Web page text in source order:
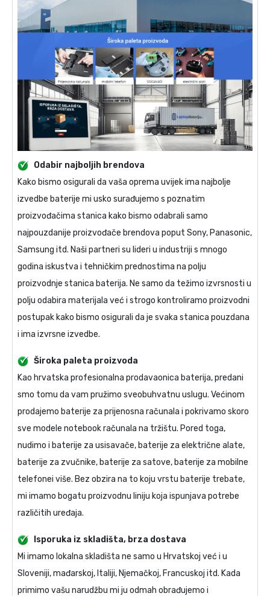
Odabir najboljih brendova
Kako bismo osigurali da vaša oprema uvijek ima najbolje
izvedbe baterije mi usko surađujemo s poznatim
proizvođačima stanica kako bismo odabrali samo
najpouzdanije proizvođače brendova poput Sony, Panasonic,
Samsung itd. Naši partneri su lideri u industriji s mnogo
godina iskustva i tehničkim prednostima na polju
proizvodnje stanica baterija. Ne samo da težimo izvrsnosti u
polju odabira materijala već i strogo kontroliramo proizvodni
postupak kako bismo osigurali da je svaka stanica pouzdana
i ima izvrsne izvedbe.
Široka paleta proizvoda
Kao hrvatska profesionalna prodavaonica baterija, predani
smo tomu da vam pružimo sveobuhvatnu uslugu. Većinom
prodajemo baterije za prijenosna računala i pokrivamo skoro
sve modele notebook računala na tržištu. Pored toga,
nudimo i baterije za usisavače, baterije za električne alate,
baterije za zvučnike, baterije za satove, baterije za mobilne
telefonei više. Bez obzira na to koju vrstu baterije trebate,
mi imamo bogatu proizvodnu liniju koja ispunjava potrebe
različitih uređaja.
Isporuka iz skladišta, brza dostava
Mi imamo lokalna skladišta ne samo u Hrvatskoj već i u
Sloveniji, mađarskoj, Italiji, Njemačkoj, Francuskoj itd. Kada
primimo vašu narudžbu mi ju odmah obrađujemo i